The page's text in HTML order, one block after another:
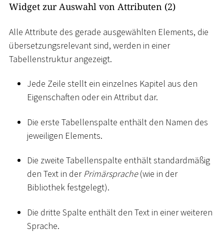
Widget zur Auswahl von Attributen (2)
Alle Attribute des gerade ausgewählten Elements, die
übersetzungsrelevant sind, werden in einer
Tabellenstruktur angezeigt.
Jede Zeile stellt ein einzelnes Kapitel aus den
Eigenschaften oder ein Attribut dar.
Die erste Tabellenspalte enthält den Namen des
jeweiligen Elements.
Die zweite Tabellenspalte enthält standardmäßig
den Text in derPrimärsprache(wie in der
Bibliothek festgelegt).
Die dritte Spalte enthält den Text in einer weiteren
Sprache.